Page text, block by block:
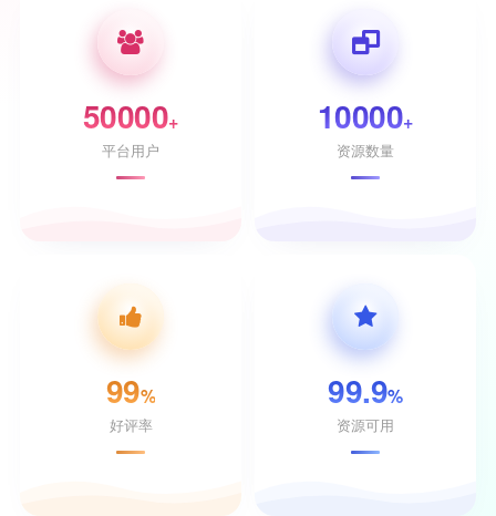
50000+
平台用户
10000+
资源数量
99%
好评率
99.9%
资源可用